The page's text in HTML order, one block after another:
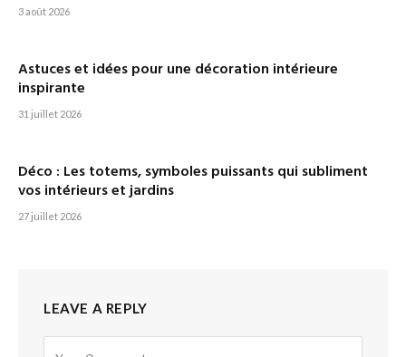
3 août 2026
Astuces et idées pour une décoration intérieure
inspirante
31 juillet 2026
Déco : Les totems, symboles puissants qui subliment
vos intérieurs et jardins
27 juillet 2026
LEAVE A REPLY